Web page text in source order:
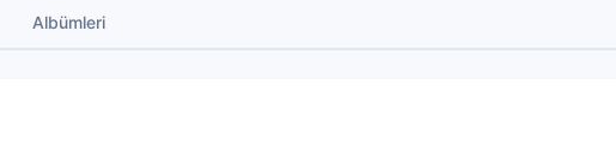
Albümleri